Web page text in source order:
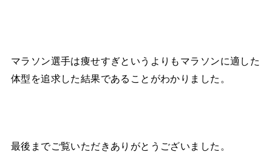
マラソン選手は痩せすぎというよりもマラソンに適した
体型を追求した結果であることがわかりました。
最後までご覧いただきありがとうございました。